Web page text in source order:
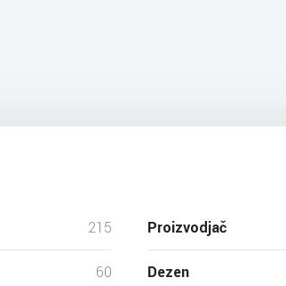
215
60
Proizvodjač
Dezen